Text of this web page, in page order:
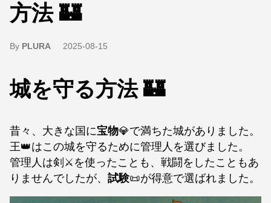
方法 🏰
By PLURA 2025-08-15
城を守る方法 🏰
昔々、大きな国に宝物💎で満ちた城がありました。
王👑はこの城を守るために管理人を選びました。
管理人は剣⚔️を使ったことも、戦闘をしたこともあ
りませんでしたが、 試験📜が得意で選ばれました。